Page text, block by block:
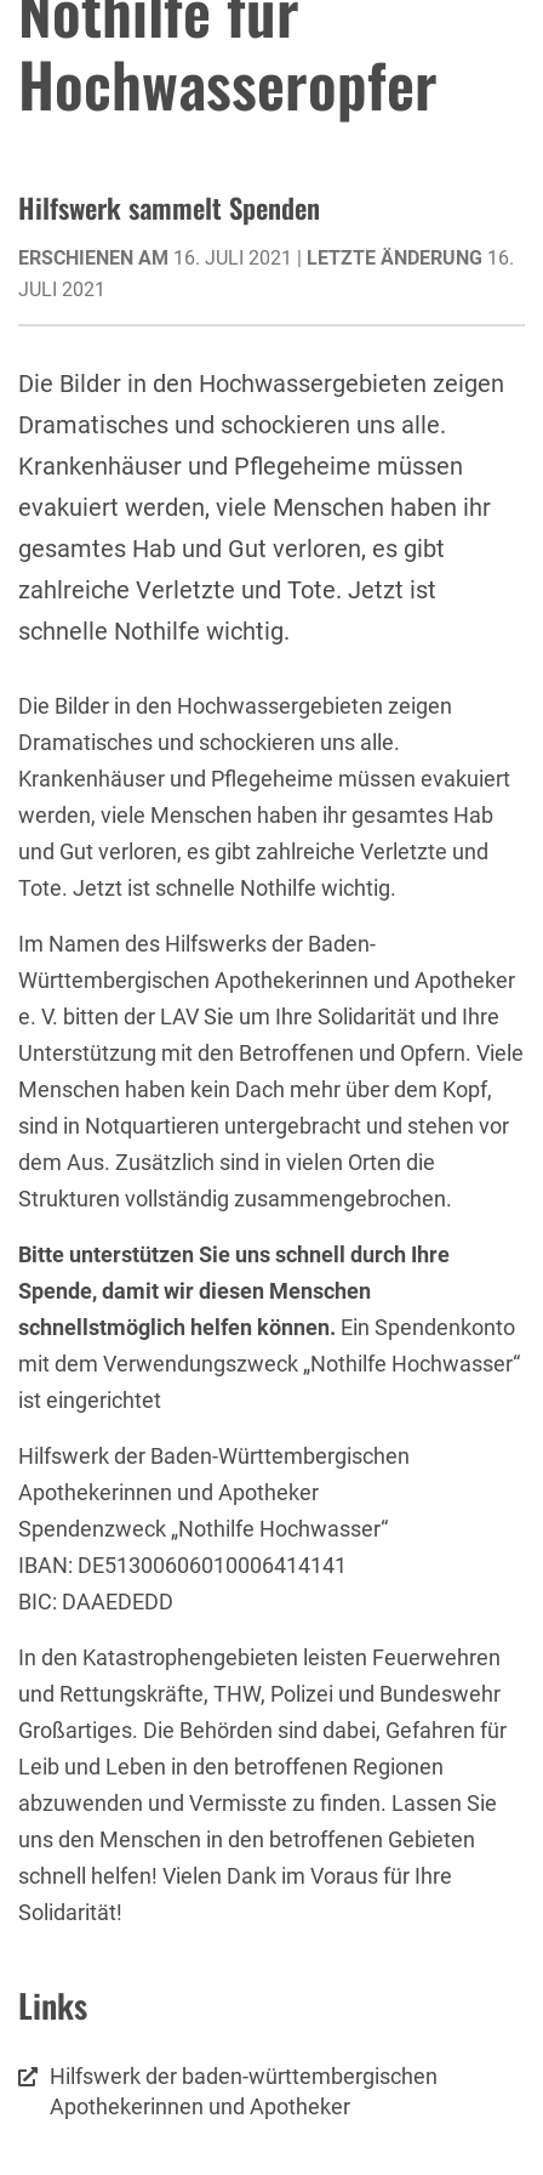
Hochwasseropfer
Hilfswerk sammelt Spenden
ERSCHIENEN AM 16. JULI 2021 | LETZTE ÄNDERUNG 16.
JULI 2021
Die Bilder in den Hochwassergebieten zeigen
Dramatisches und schockieren uns alle.
Krankenhäuser und Pflegeheime müssen
evakuiert werden, viele Menschen haben ihr
gesamtes Hab und Gut verloren, es gibt
zahlreiche Verletzte und Tote. Jetzt ist
schnelle Nothilfe wichtig.
Die Bilder in den Hochwassergebieten zeigen
Dramatisches und schockieren uns alle.
Krankenhäuser und Pflegeheime müssen evakuiert
werden, viele Menschen haben ihr gesamtes Hab
und Gut verloren, es gibt zahlreiche Verletzte und
Tote. Jetzt ist schnelle Nothilfe wichtig.
Im Namen des Hilfswerks der Baden-
Württembergischen Apothekerinnen und Apotheker
e. V. bitten der LAV Sie um Ihre Solidarität und Ihre
Unterstützung mit den Betroffenen und Opfern. Viele
Menschen haben kein Dach mehr über dem Kopf,
sind in Notquartieren untergebracht und stehen vor
dem Aus. Zusätzlich sind in vielen Orten die
Strukturen vollständig zusammengebrochen.
Bitte unterstützen Sie uns schnell durch Ihre
Spende, damit wir diesen Menschen
schnellstmöglich helfen können. Ein Spendenkonto
mit dem Verwendungszweck „Nothilfe Hochwasser“
ist eingerichtet
Hilfswerk der Baden-Württembergischen
Apothekerinnen und Apotheker
Spendenzweck „Nothilfe Hochwasser“
IBAN: DE51300606010006414141
BIC: DAAEDEDD
In den Katastrophengebieten leisten Feuerwehren
und Rettungskräfte, THW, Polizei und Bundeswehr
Großartiges. Die Behörden sind dabei, Gefahren für
Leib und Leben in den betroffenen Regionen
abzuwenden und Vermisste zu finden. Lassen Sie
uns den Menschen in den betroffenen Gebieten
schnell helfen! Vielen Dank im Voraus für Ihre
Solidarität!
Links
Hilfswerk der baden-württembergischen
Apothekerinnen und Apotheker